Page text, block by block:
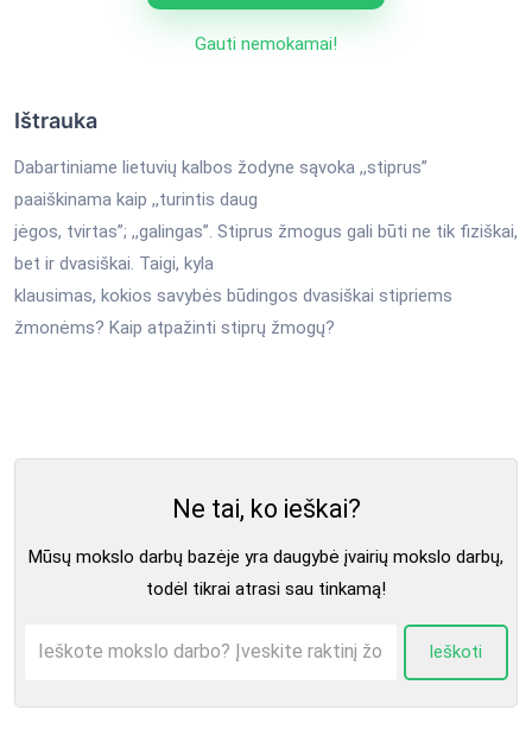
Gauti nemokamai!
Ištrauka
Dabartiniame lietuvių kalbos žodyne sąvoka ,,stiprus”
paaiškinama kaip ,,turintis daug
jėgos, tvirtas”; ,,galingas”. Stiprus žmogus gali būti ne tik fiziškai,
bet ir dvasiškai. Taigi, kyla
klausimas, kokios savybės būdingos dvasiškai stipriems
žmonėms? Kaip atpažinti stiprų žmogų?
Ne tai, ko ieškai?
Mūsų mokslo darbų bazėje yra daugybė įvairių mokslo darbų,
todėl tikrai atrasi sau tinkamą!
Ieškoti